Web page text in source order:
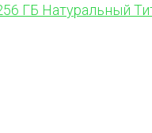
ГБ Натуральный